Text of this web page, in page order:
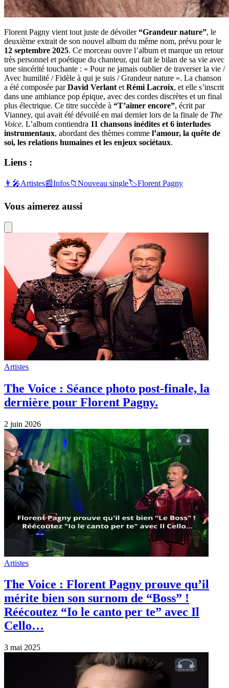
Florent Pagny vient tout juste de dévoiler“Grandeur nature”, le
deuxième extrait de son nouvel album du même nom, prévu pour le
12 septembre 2025. Ce morceau ouvre l’album et marque un retour
très personnel et poétique du chanteur, qui fait le bilan de sa vie avec
une sincérité touchante : « Pour ne jamais oublier de traverser la vie /
Avec humilité / Fidèle à qui je suis / Grandeur nature ». La chanson
a été composée parDavid Verlant et Rémi Lacroix, et elle s’inscrit
dans une ambiance pop épique, avec des cordes discrètes et un final
plus électrique. Ce titre succède à “T’aimer encore”, écrit par
Vianney, qui avait été dévoilé en mai dernier lors de la finale de The
Voice. L’album contiendra 11 chansons inédites et 6 interludes
instrumentaux, abordant des thèmes comme l’amour, la quête de
soi, les relations humaines et les enjeux sociétaux.
Liens :
👨‍🎤Artistes📰Infos📁 Nouveau single🏷️Florent Pagny
Vous aimerez aussi
Artistes
The Voice : Séance photo post-finale, la
dernière pour Florent Pagny.
2 juin 2026
Artistes
The Voice : Florent Pagny prouve qu’il
mérite bien son surnom de “Boss” !
Réécoutez “Io le canto per te” avec Il
Cello…
3 mai 2025